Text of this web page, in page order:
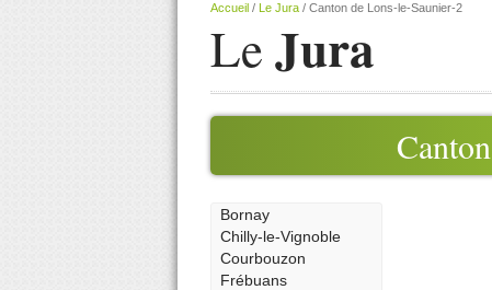
Le Jura
Accueil / Le Jura / Canton de Lons-le-Saunier-2
Canton
Bornay
Chilly-le-Vignoble
Courbouzon
Frébuans